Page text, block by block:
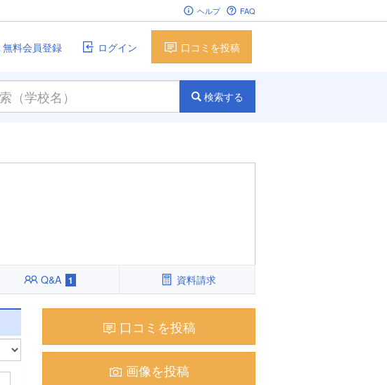
ヘルプ FAQ
無料会員登録 ログイン 口コミを投稿
検索する
Q&A 1 資料請求
口コミを投稿
画像を投稿